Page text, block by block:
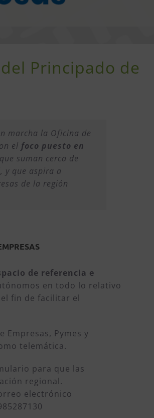
Principado de
marcha la Oficina de
el foco puesto en
suman cerca de
, y que aspira a
de la región
de referencia e
en todo lo relativo
fin de facilitar el
Empresas, Pymes y
telemática.
para que las
regional.
electrónico